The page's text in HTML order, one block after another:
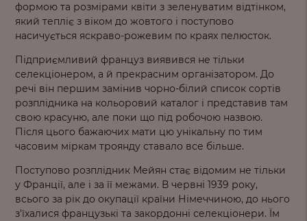
формою та розмірами квіти з зеленуватим відтінком,
який тепліє з віком до жовтого і поступово
насичується яскраво-рожевим по краях пелюсток.
Підприємливий француз виявився не тільки
селекціонером, а й прекрасним організатором. До
речі він першим замінив чорно-білий список сортів
розплідника на кольоровий каталог і представив там
свою красуню, але поки що під робочою назвою.
Після цього бажаючих мати цю унікальну по тим
часовим міркам троянду ставало все більше.
Поступово розплідник Мейян стає відомим не тільки
у Франції, але і за її межами. В червні 1939 року,
всього за рік до окупації країни Німеччиною, до нього
з'їхалися французькі та закордонні селекціонери. Їм